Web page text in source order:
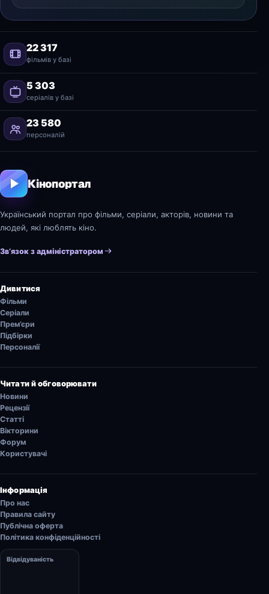
22 317
фільмів у базі
5 303
серіалів у базі
23 580
персоналій
Кінопортал
Український портал про фільми, серіали, акторів, новини та
людей, які люблять кіно.
Зв’язок з адміністратором
Дивитися
Фільми
Серіали
Прем’єри
Підбірки
Персоналії
Читати й обговорювати
Новини
Рецензії
Статті
Вікторини
Форум
Користувачі
Інформація
Про нас
Правила сайту
Публічна оферта
Політика конфіденційності
Відвідуваність